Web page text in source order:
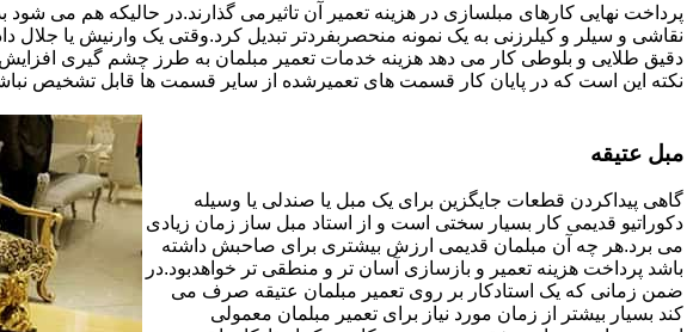
پرداخت نهایی کارهای مبلسازی در هزینه تعمیر آن تاثیرمی گذارند.در حالیکه هم می شود
نقاشی و سیلر و کیلرزنی به یک نمونه منحصربفردتر تبدیل کرد.وقتی یک وارنیش یا
دقیق طلایی و بلوطی کار می دهد هزینه خدمات تعمیر مبلمان به طرز چشم گیری
نکته این است که در پایان کار قسمت های تعمیرشده از سایر قسمت ها قابل تشخیص
مبل عتیقه
گاهی پیداکردن قطعات جایگزین برای یک مبل یا صندلی یا وسیله
دکوراتیو قدیمی کار بسیار سختی است و از استاد مبل ساز زمان زیادی
می برد.هر چه آن مبلمان قدیمی ارزش بیشتری برای صاحبش داشته
باشد پرداخت هزینه تعمیر و بازسازی آسان تر و منطقی تر خواهدبود.در
ضمن زمانی که یک استادکار بر روی تعمیر مبلمان عتیقه صرف می
کند بسیار بیشتر از زمان مورد نیاز برای تعمیر مبلمان معمولی